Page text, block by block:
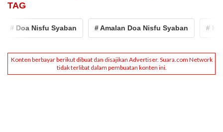
TAG
Nisfu Syaban # Amalan Doa Nisfu Syaban #